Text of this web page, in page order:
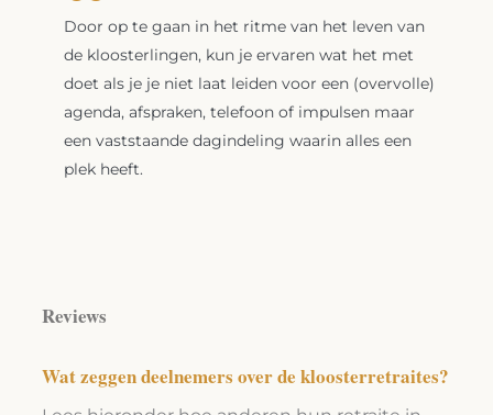
Door op te gaan in het ritme van het leven van
de kloosterlingen, kun je ervaren wat het met
doet als je je niet laat leiden voor een (overvolle)
agenda, afspraken, telefoon of impulsen maar
een vaststaande dagindeling waarin alles een
plek heeft.
Reviews
Wat zeggen deelnemers over de kloosterretraites?